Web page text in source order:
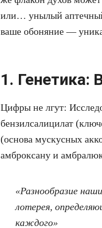
или… унылый
ваше обоняние —
1. Генетика:
Цифры не лгут:
бензилсалицилат
(основа мускусных
амброксану и
«Разнообразие
лотерея,
каждого»